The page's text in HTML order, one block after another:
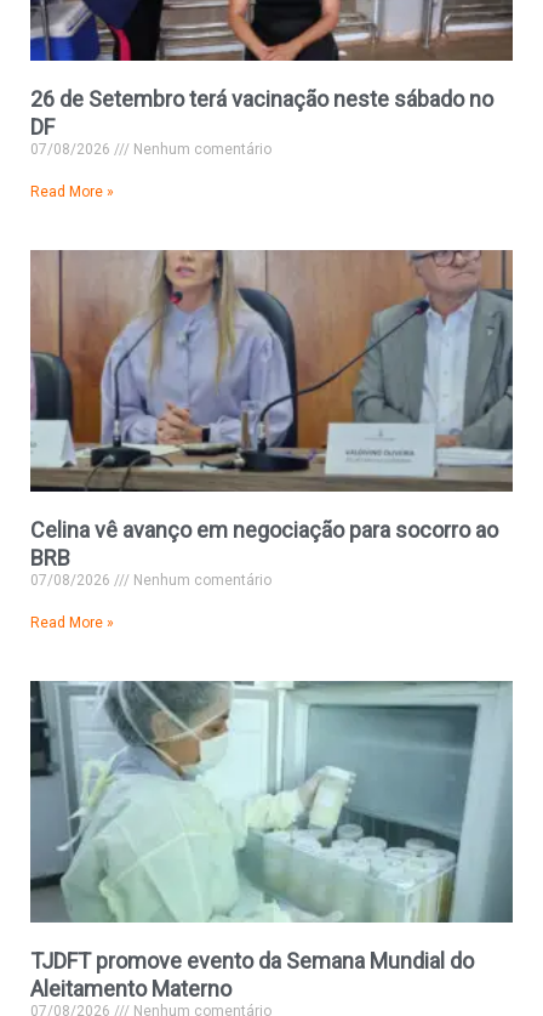
26 de Setembro terá vacinação neste sábado no
DF
07/08/2026 Nenhum comentário
Read More »
Celina vê avanço em negociação para socorro ao
BRB
07/08/2026 Nenhum comentário
Read More »
TJDFT promove evento da Semana Mundial do
Aleitamento Materno
07/08/2026 Nenhum comentário